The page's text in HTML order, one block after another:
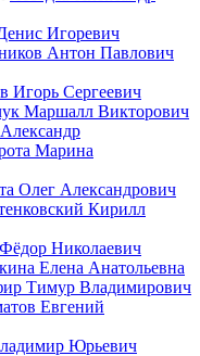
Игоревич
Антон Павлович
Игорь Сергеевич
Маршалл Викторович
Марина
Олег Александрович
Кирилл
Николаевич
Елена Анатольевна
Тимур Владимирович
Евгений
Юрьевич